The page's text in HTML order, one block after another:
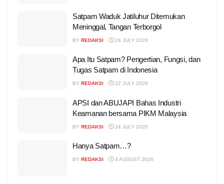
Satpam Waduk Jatiluhur Ditemukan
Meninggal, Tangan Terborgol
BY REDAKSI 24 JULY 2026
Apa Itu Satpam? Pengertian, Fungsi, dan
Tugas Satpam di Indonesia
BY REDAKSI 22 JULY 2026
APSI dan ABUJAPI Bahas Industri
Keamanan bersama PIKM Malaysia
BY REDAKSI 24 JULY 2026
Hanya Satpam…?
BY REDAKSI 4 AUGUST 2026